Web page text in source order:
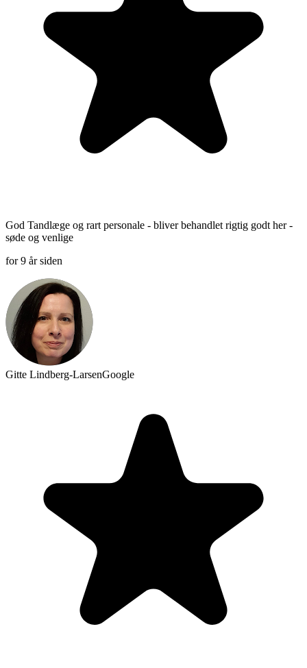
God Tandlæge og rart personale - bliver behandlet rigtig godt her -
søde og venlige
for 9 år siden
Gitte Lindberg-LarsenGoogle